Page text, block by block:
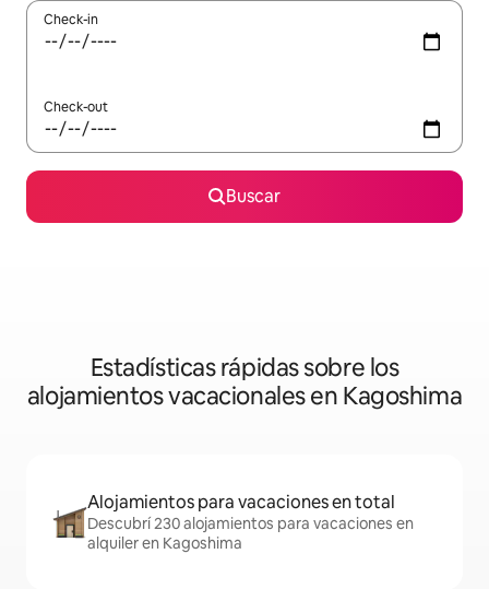
Check-in
Check-out
Buscar
Estadísticas rápidas sobre los
alojamientos vacacionales en Kagoshima
Alojamientos para vacaciones en total
Descubrí 230 alojamientos para vacaciones en
alquiler en Kagoshima